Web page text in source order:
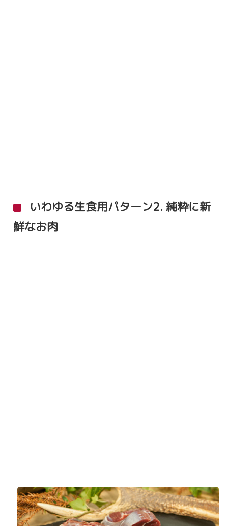
いわゆる生食用パターン2. 純粋に新
鮮なお肉